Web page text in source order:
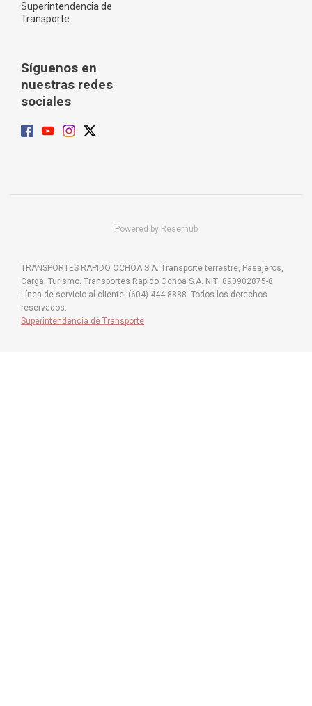
Superintendencia de
Transporte
Síguenos en
nuestras redes
sociales
Powered by Reserhub
TRANSPORTES RAPIDO OCHOA S.A. Transporte terrestre, Pasajeros,
Carga, Turismo. Transportes Rapido Ochoa S.A. NIT: 890902875-8
Línea de servicio al cliente: (604) 444 8888. Todos los derechos
reservados.
Superintendencia de Transporte